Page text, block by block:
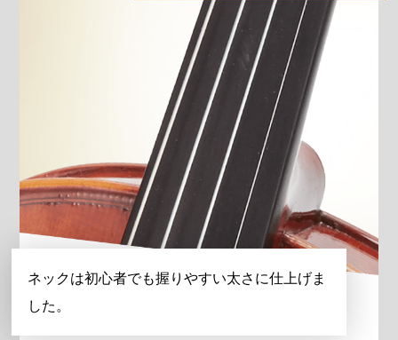
ネックは初心者でも握りやすい太さに仕上げま
した。